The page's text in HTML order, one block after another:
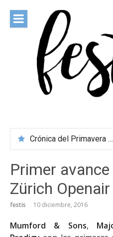
contenido
Crónica del Primavera Sound Porto 2026
Primer
Zürich
festis 10 diciembre, 2016
Mumford & Sons,